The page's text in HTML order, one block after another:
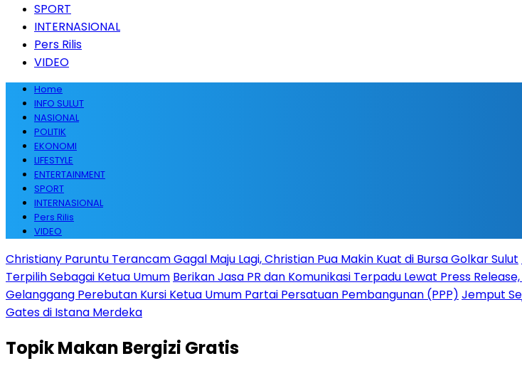
SPORT
INTERNASIONAL
Pers Rilis
VIDEO
Home
INFO SULUT
NASIONAL
POLITIK
EKONOMI
LIFESTYLE
ENTERTAINMENT
SPORT
INTERNASIONAL
Pers Rilis
VIDEO
Christiany Paruntu Terancam Gagal Maju Lagi, Christian Pua Makin Kuat di Bursa Golkar Sulut
Terpilih Sebagai Ketua Umum Berikan Jasa PR dan Komunikasi Terpadu Lewat Press
Gelanggang Perebutan Kursi Ketua Umum Partai Persatuan Pembangunan (PPP) Jemput
Gates di Istana Merdeka
TopikMakan Bergizi Gratis